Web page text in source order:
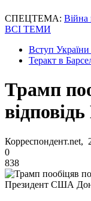
СПЕЦТЕМА: Війна
ВСІ ТЕМИ
Вступ
Теракт в
Трамп
Корреспондент.net,
0
838
Президент США